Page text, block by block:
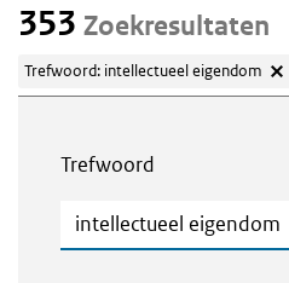
353 Zoekresultaten
Trefwoord: intellectueel eigendom
Trefwoord
Trefwoord